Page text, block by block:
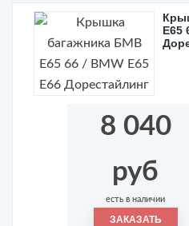
Е65
8 040
руб
есть в наличии
ЗАКАЗАТЬ